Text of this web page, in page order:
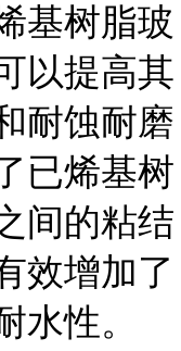
基树脂玻
以提高其
耐蚀耐磨
已烯基树
间的粘结
效增加了
水性。